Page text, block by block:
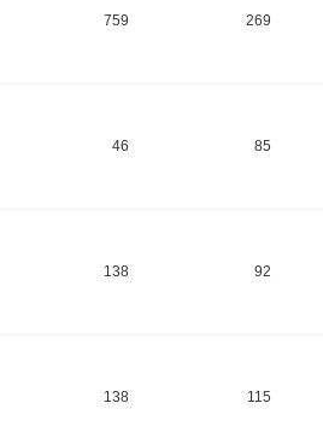
759 269
46 85
138 92
138 115